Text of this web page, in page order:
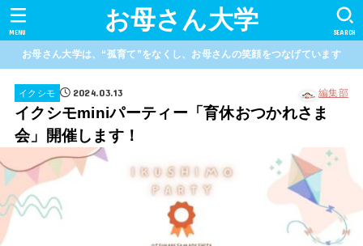
お母さん大学 SEARCH
MENU
お母さん大学は、“孤育て”をなくし、お母さんの笑顔をつなげています
イクシモ 2024.03.13 編集部
イクシモminiパーティー「育休おつかれさま
会」開催します！